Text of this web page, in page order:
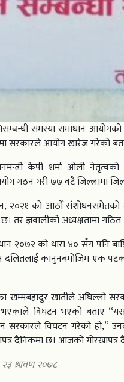
समस्या समाधान
सरकारले आयोग खारेज गरेको
केपी शर्मा ओली
गठन गरी ७७ वटै जिल्लामा
२०२१ को आठौँ
तर ज्ञवालीको अध्यक्षतामा
२०७२ को धारा ४० सँग पनि
दलितलाई कानुनबमोजिम एक
खम्मबहादुर खातीले अघिल्लो
भएकाले विघटन भएको बताए
सरकारले विघटन गरेको हो,’’
दैनिकमा छ। आजको गोरखापत्र
२३ श्रावण २०७८